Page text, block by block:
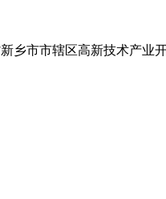
乡市市辖区高新技术产业